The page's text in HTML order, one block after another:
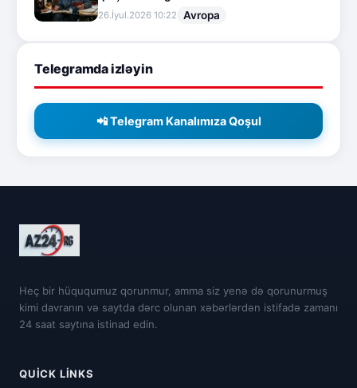
26.İyul.2026 10:22 Avropa
Telegramda izləyin
📲 Telegram Kanalımıza Qoşul
Heç bir hüququmuz qorunmur, amma siz yenə də qorunurmuş
kimi davranın və saytda dərc olunan xəbərlərdən istifadə zamanı
24 saat saytına istinad edin.
QUICK LINKS